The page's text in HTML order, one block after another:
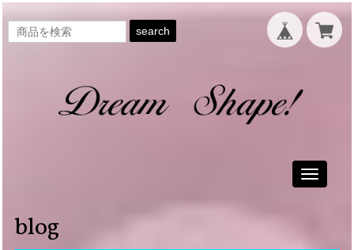
search
Toggle
blog